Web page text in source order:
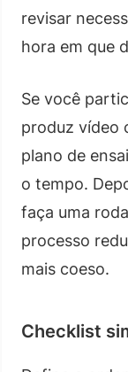
revisar
hora em que
Se você
produz vídeo
plano de
o tempo.
faça uma
processo
mais coeso.
Checklist